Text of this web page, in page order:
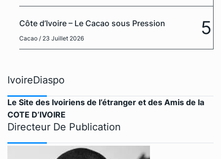
Côte d’Ivoire – Le Cacao sous Pression
Cacao / 23 Juillet 2026 5
IvoireDiaspo
Le Site des Ivoiriens de l’étranger et des Amis de la
COTE D’IVOIRE
Directeur De Publication